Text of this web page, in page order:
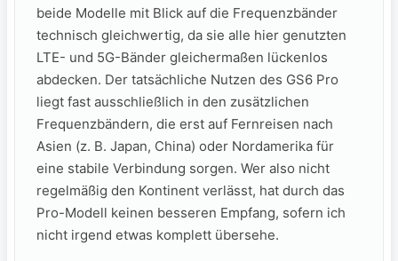
beide Modelle mit Blick auf die Frequenzbänder
technisch gleichwertig, da sie alle hier genutzten
LTE- und 5G-Bänder gleichermaßen lückenlos
abdecken. Der tatsächliche Nutzen des GS6 Pro
liegt fast ausschließlich in den zusätzlichen
Frequenzbändern, die erst auf Fernreisen nach
Asien (z. B. Japan, China) oder Nordamerika für
eine stabile Verbindung sorgen. Wer also nicht
regelmäßig den Kontinent verlässt, hat durch das
Pro-Modell keinen besseren Empfang, sofern ich
nicht irgend etwas komplett übersehe.